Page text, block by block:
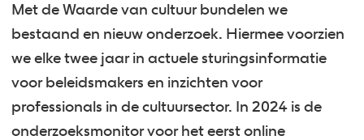
Met de Waarde van cultuur bundelen we
bestaand en nieuw onderzoek. Hiermee voorzien
we elke twee jaar in actuele sturingsinformatie
voor beleidsmakers en inzichten voor
professionals in de cultuursector. In 2024 is de
onderzoeksmonitor voor het eerst online